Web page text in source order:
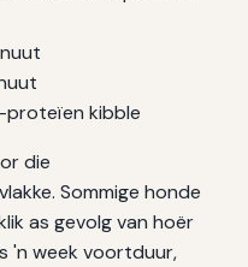
proteïen kibble
die
Sommige honde
as gevolg van hoër
'n week voortduur,